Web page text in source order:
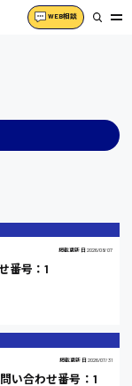
WEB相談
掲載更新日 2026/08/07
番号：1
掲載更新日 2026/07/31
い合わせ番号：1